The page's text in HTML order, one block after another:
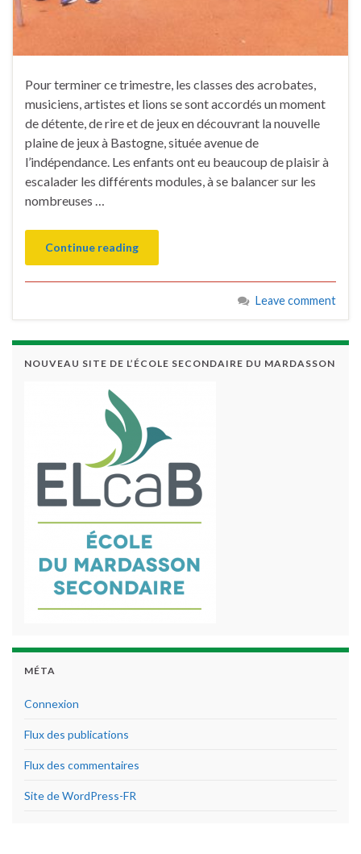
Pour terminer ce trimestre, les classes des acrobates,
musiciens, artistes et lions se sont accordés un moment
de détente, de rire et de jeux en découvrant la nouvelle
plaine de jeux à Bastogne, située avenue de
l’indépendance. Les enfants ont eu beaucoup de plaisir à
escalader les différents modules, à se balancer sur les
nombreuses …
Continue reading
Leave comment
NOUVEAU SITE DE L’ÉCOLE SECONDAIRE DU MARDASSON
MÉTA
Connexion
Flux des publications
Flux des commentaires
Site de WordPress-FR